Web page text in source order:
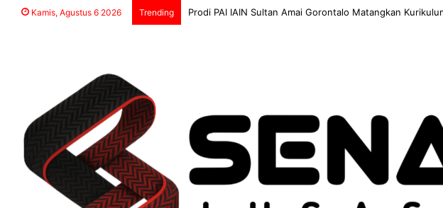
Kamis, Agustus 6 2026 Trending Kapolres Boltara Perkuat Sinergi dengan Insan Pers